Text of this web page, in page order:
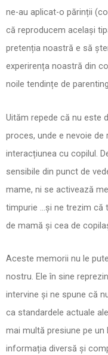
ne-au aplicat-o părinții
că reproducem același
pretenția noastră e să
experirența noastră din
noile tendințe de
Uităm repede că nu este
proces, unde e nevoie
interacțiunea cu copilul.
sensibile din punct de
mame, ni se activează
timpurie …și ne trezim că
de mamă și cea de
Aceste memorii nu le
nostru. Ele în sine
intervine și ne spune că
ca standardele actuale
mai multă presiune pe
informația diversă și